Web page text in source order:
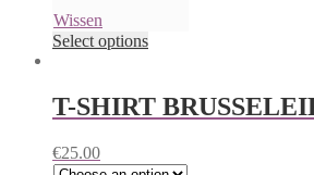
Wissen
Select options
T-SHIRT
€25.00